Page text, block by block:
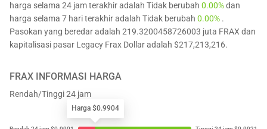
harga selama 24 jam terakhir adalah Tidak berubah 0.00%dan
harga selama 7 hari terakhir adalah Tidak berubah 0.00% .
Pasokan yang beredar adalah 219.3200458726003 juta FRAX dan
kapitalisasi pasar Legacy Frax Dollar adalah $217,213,216.
FRAX INFORMASI HARGA
Rendah/Tinggi 24 jam
Harga $0.9904